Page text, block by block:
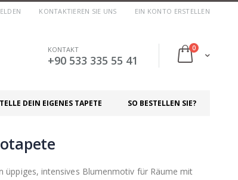
KONTAKTIEREN SIE UNS EIN KONTO ERSTELLEN
Cart
0Artikel
KONTAKT
+90 533 335 55 41
SO BESTELLEN SIE?
DEIN EIGENES TAPETE
üppiges, intensives Blumenmotiv für Räume mit